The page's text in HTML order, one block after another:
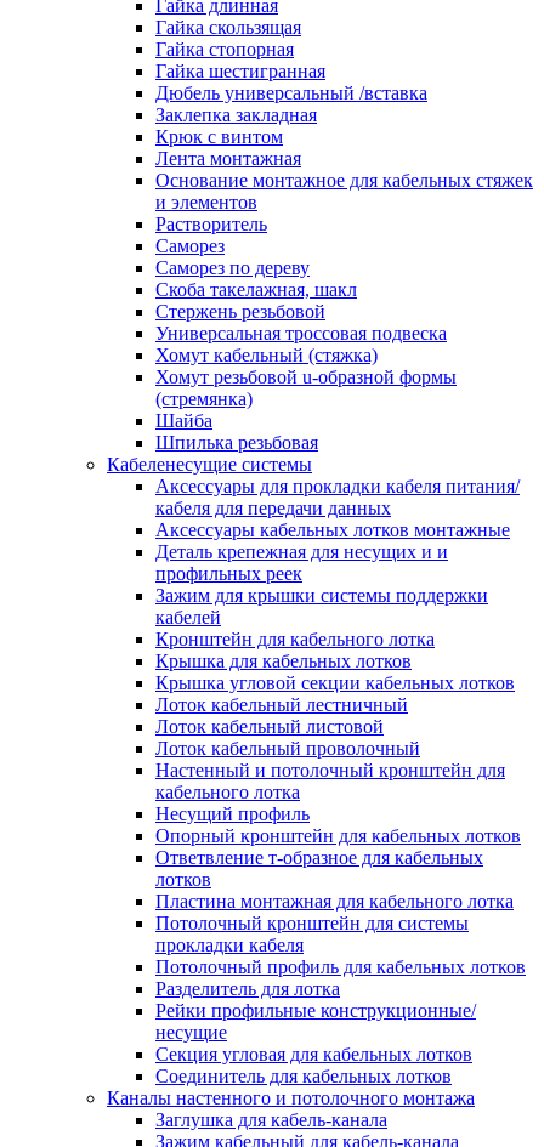
Поворот для настенного кабель-
Рамка для ввода настенного
канала в стену/потолок/щит
Соединитель на стык для
кабель-канала
Соединитель/накладка на стык для
кабель-канала
Угол внешний для кабель-канала
Угол внешний для настенного
канала
Угол т-образный для кабель-
Колодки клеммные
Аксессуары для клеммной
Колодка заземления клеммная
Нулевая шина
Одно-многополюсная клеммная
разделительная для клеммной
Проходная клеммная колодка
Торцевая клемма клеммной
Короба кабельные
Короб распределительный
Материал монтажный
Держатель кабельный зажимной
Зажим балочный
Зажим/клипса для крепления труб
Скоба крепежная
Скоба с гвоздем
Соединитель провода
Материалы для подключения
Аксессуары для
коробок/корпусов для монтажа в
и в потолке
Зажим безвинтовой клеммный
Коробка клеммная
Коробка распределительная для
Крышка для распределительной
коробки/корпуса для монтажа в
в потолке
Распределительная коробка/
монтажа в стене и в потолке
Распределительная коробка/
Система электромонтажных колонн
Электромонтажная колонна
Системы ввода для кабелей и проводов
Ввод кабельный/сальник
Уплотнитель для кабельного
Гайка длинная
Гайка скользящая
Гайка стопорная
Гайка шестигранная
Дюбель универсальный /вставка
Заклепка закладная
Крюк с винтом
Лента монтажная
Основание монтажное для кабельных стяжек
и элементов
Растворитель
Саморез
Саморез по дереву
Скоба такелажная, шакл
Стержень резьбовой
Универсальная троссовая подвеска
Хомут кабельный (стяжка)
Хомут резьбовой u-образной формы
(стремянка)
Шайба
Шпилька резьбовая
Кабеленесущие системы
Аксессуары для прокладки кабеля питания/
кабеля для передачи данных
Аксессуары кабельных лотков монтажные
Деталь крепежная для несущих и и
профильных реек
Зажим для крышки системы поддержки
кабелей
Кронштейн для кабельного лотка
Крышка для кабельных лотков
Крышка угловой секции кабельных лотков
Лоток кабельный лестничный
Лоток кабельный листовой
Лоток кабельный проволочный
Настенный и потолочный кронштейн для
кабельного лотка
Несущий профиль
Опорный кронштейн для кабельных лотков
Ответвление т-образное для кабельных
лотков
Пластина монтажная для кабельного лотка
Потолочный кронштейн для системы
прокладки кабеля
Потолочный профиль для кабельных лотков
Разделитель для лотка
Рейки профильные конструкционные/
несущие
Секция угловая для кабельных лотков
Соединитель для кабельных лотков
Каналы настенного и потолочного монтажа
Заглушка для кабель-канала
Зажим кабельный для кабель-канала